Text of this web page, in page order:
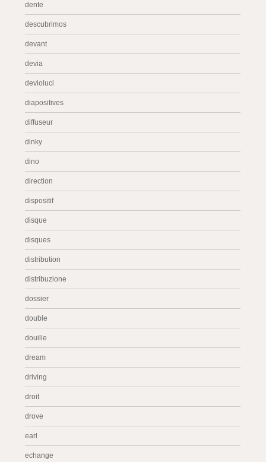
dente
descubrimos
devant
devia
devioluci
diapositives
diffuseur
dinky
dino
direction
dispositif
disque
disques
distribution
distribuzione
dossier
double
douille
dream
driving
droit
drove
earl
echange